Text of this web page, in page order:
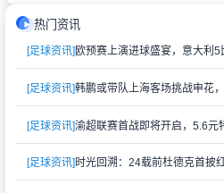
热门资讯
[足球资讯]欧预赛上演进球盛宴，意大利
[足球资讯]
[足球资讯]
[足球资讯]